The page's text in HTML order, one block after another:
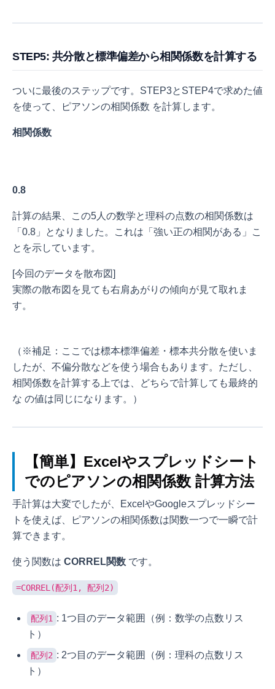
STEP5: 共分散と標準偏差から相関係数を計算する
ついに最後のステップです。STEP3とSTEP4で求めた値
を使って、ピアソンの相関係数 を計算します。
相関係数
0.8
計算の結果、この5人の数学と理科の点数の相関係数は
「0.8」となりました。これは「強い正の相関がある」こ
とを示しています。
[今回のデータを散布図]
実際の散布図を見ても右肩あがりの傾向が見て取れま
す。
（※補足：ここでは標本標準偏差・標本共分散を使いま
したが、不偏分散などを使う場合もあります。ただし、
相関係数を計算する上では、どちらで計算しても最終的
な の値は同じになります。）
【簡単】Excelやスプレッドシート
でのピアソンの相関係数 計算方法
手計算は大変でしたが、ExcelやGoogleスプレッドシー
トを使えば、ピアソンの相関係数は関数一つで一瞬で計
算できます。
使う関数は CORREL関数 です。
=CORREL(配列1, 配列2)
配列1 : 1つ目のデータ範囲（例：数学の点数リス
ト）
配列2 : 2つ目のデータ範囲（例：理科の点数リス
ト）